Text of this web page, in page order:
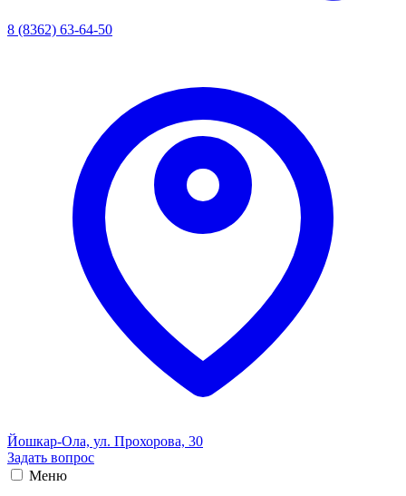
8 (8362) 63-64-50
Йошкар-Ола, ул. Прохорова, 30
Задать вопрос
Меню